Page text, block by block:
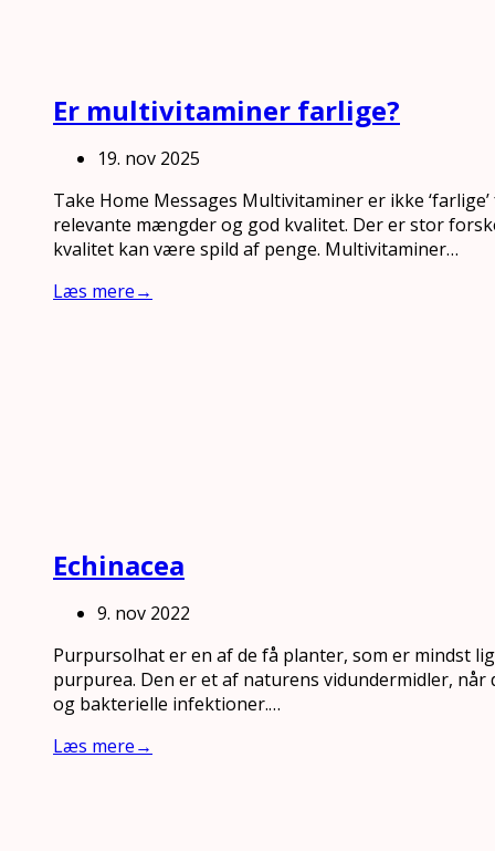
Er multivitaminer farlige?
19. nov 2025
Take Home Messages Multivitaminer er ikke
relevante mængder og god kvalitet. Der er stor
kvalitet kan være spild af penge. Multivitaminer…
Læs mere→
Echinacea
9. nov 2022
Purpursolhat er en af de få planter, som er mindst
purpurea. Den er et af naturens vidundermidler,
og bakterielle infektioner.…
Læs mere→